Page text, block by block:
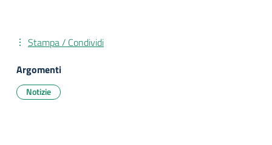
Stampa / Condividi
Argomenti
Notizie